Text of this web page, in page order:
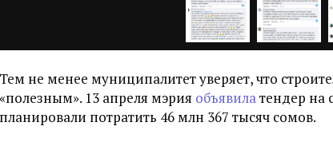
Тем не менее муниципалитет уверяет, что
«полезным». 13 апреля мэрия объявилатендер на
планировали потратить 46 млн 367 тысяч сомов.